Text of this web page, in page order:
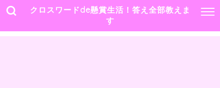
クロスワードde懸賞生活！答え全部教えま
す